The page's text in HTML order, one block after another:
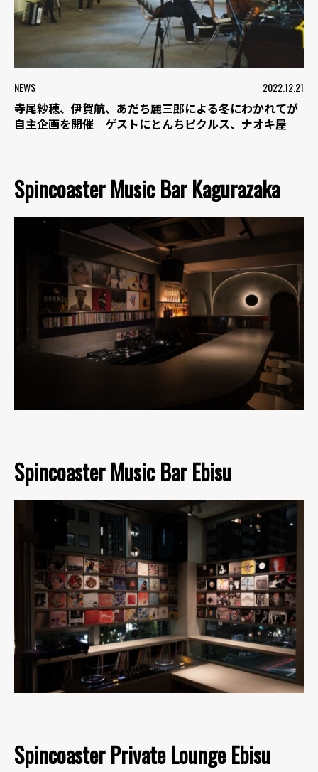
NEWS 2022.12.21
寺尾紗穂、伊賀航、あだち麗三郎による冬にわかれてが
自主企画を開催 ゲストにとんちピクルス、ナオキ屋
Spincoaster Music Bar Kagurazaka
Spincoaster Music Bar Ebisu
Spincoaster Private Lounge Ebisu